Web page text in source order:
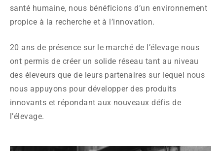
santé humaine, nous bénéficions d’un environnement
propice à la recherche et à l’innovation.
20 ans de présence sur le marché de l’élevage nous
ont permis de créer un solide réseau tant au niveau
des éleveurs que de leurs partenaires sur lequel nous
nous appuyons pour développer des produits
innovants et répondant aux nouveaux défis de
l’élevage.